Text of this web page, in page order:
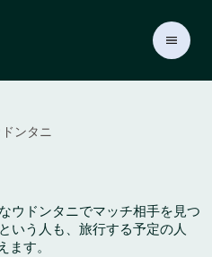
ンタニ
ウドンタニでマッチ相手を見つ
いう人も、旅行する予定の人
す。